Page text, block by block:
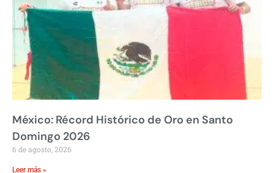
México: Récord Histórico de Oro en Santo
Domingo 2026
6 de agosto, 2026
Leer más »